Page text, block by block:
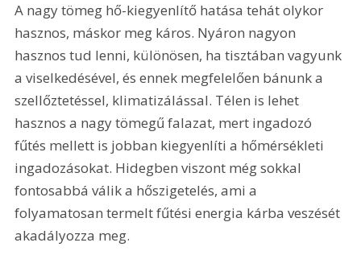
A nagy tömeg hő-kiegyenlítő hatása tehát olykor
hasznos, máskor meg káros. Nyáron nagyon
hasznos tud lenni, különösen, ha tisztában vagyunk
a viselkedésével, és ennek megfelelően bánunk a
szellőztetéssel, klimatizálással. Télen is lehet
hasznos a nagy tömegű falazat, mert ingadozó
fűtés mellett is jobban kiegyenlíti a hőmérsékleti
ingadozásokat. Hidegben viszont még sokkal
fontosabbá válik a hőszigetelés, ami a
folyamatosan termelt fűtési energia kárba veszését
akadályozza meg.